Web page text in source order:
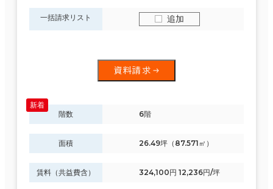
一括請求リスト 追加
資料請求
階数 6階
面積 26.49坪（87.571㎡）
賃料（共益費含） 324,100円 12,236円/坪